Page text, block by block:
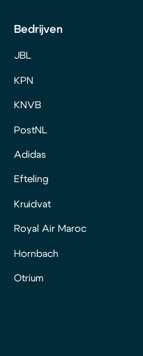
Bedrijven
JBL
KPN
KNVB
PostNL
Adidas
Efteling
Kruidvat
Royal Air Maroc
Hornbach
Otrium